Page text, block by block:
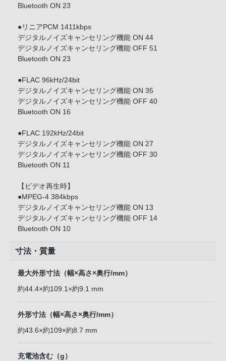
Bluetooth ON 23
●リニアPCM 1411kbps
デジタルノイズキャンセリング機能 ON 44
デジタルノイズキャンセリング機能 OFF 51
Bluetooth ON 23
●FLAC 96kHz/24bit
デジタルノイズキャンセリング機能 ON 35
デジタルノイズキャンセリング機能 OFF 40
Bluetooth ON 16
●FLAC 192kHz/24bit
デジタルノイズキャンセリング機能 ON 27
デジタルノイズキャンセリング機能 OFF 30
Bluetooth ON 11
【ビデオ再生時】
●MPEG-4 384kbps
デジタルノイズキャンセリング機能 ON 13
デジタルノイズキャンセリング機能 OFF 14
Bluetooth ON 10
寸法・質量
最大外形寸法（幅×高さ×奥行/mm）
約44.4×約109.1×約9.1 mm
外形寸法（幅×高さ×奥行/mm）
約43.6×約109×約8.7 mm
充電池含む（g）